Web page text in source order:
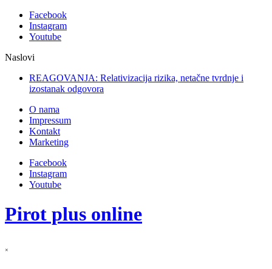
Facebook
Instagram
Youtube
Naslovi
REAGOVANJA: Relativizacija rizika, netačne tvrdnje i
izostanak odgovora
O nama
Impressum
Kontakt
Marketing
Facebook
Instagram
Youtube
Pirot plus online
×